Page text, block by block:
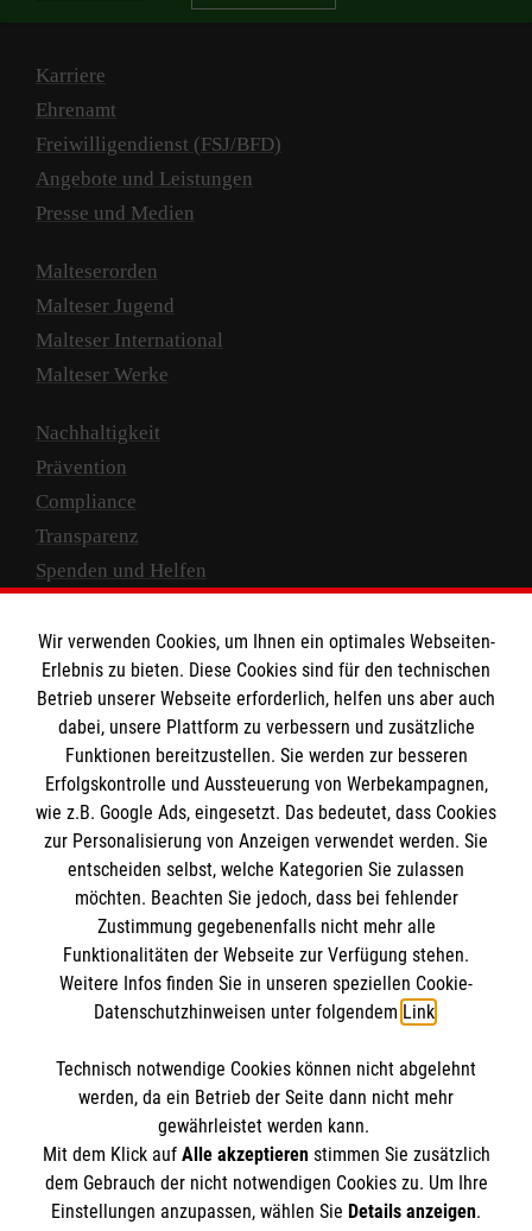
Karriere
Ehrenamt
Freiwilligendienst (FSJ/BFD)
Angebote und Leistungen
Presse und Medien
Malteserorden
Malteser Jugend
Malteser International
Malteser Werke
Nachhaltigkeit
Prävention
Compliance
Transparenz
Spenden und Helfen
Empfänger: Malteser Hilfsdienst e.V.
IBAN: DE10 3706 0120 1201 2000 12
BIC: GENODED 1PA7
Newsletter abonnieren
Cookies verwalten|AGB|Impressum|Datenschutz
Barrierefreiheit |Kontakt| Sharepoint|Mediathek
Wir verwenden Cookies, um Ihnen ein optimales Webseiten-
Erlebnis zu bieten. Diese Cookies sind für den technischen
Betrieb unserer Webseite erforderlich, helfen uns aber auch
dabei, unsere Plattform zu verbessern und zusätzliche
Funktionen bereitzustellen. Sie werden zur besseren
Erfolgskontrolle und Aussteuerung von Werbekampagnen,
wie z.B. Google Ads, eingesetzt. Das bedeutet, dass Cookies
zur Personalisierung von Anzeigen verwendet werden. Sie
entscheiden selbst, welche Kategorien Sie zulassen
möchten. Beachten Sie jedoch, dass bei fehlender
Zustimmung gegebenenfalls nicht mehr alle
Funktionalitäten der Webseite zur Verfügung stehen.
Weitere Infos finden Sie in unseren speziellen Cookie-
Datenschutzhinweisen unter folgendem Link.
Technisch notwendige Cookies können nicht abgelehnt
werden, da ein Betrieb der Seite dann nicht mehr
gewährleistet werden kann.
Mit dem Klick auf Alle akzeptierenstimmen Sie zusätzlich
dem Gebrauch der nicht notwendigen Cookies zu. Um Ihre
Einstellungen anzupassen, wählen Sie Details anzeigen.